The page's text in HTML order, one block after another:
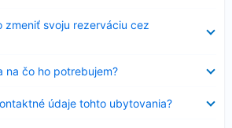
zmeniť svoju rezerváciu cez
na čo ho potrebujem?
údaje tohto ubytovania?